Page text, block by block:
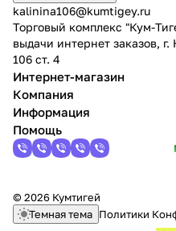
kalinina106@kumtigey.ru
Торговый комплекс "Кум-
выдачи интернет заказов,
106 ст. 4
Интернет-магазин
Компания
Информация
Помощь
© 2026 Кумтигей
Темная тема Политики